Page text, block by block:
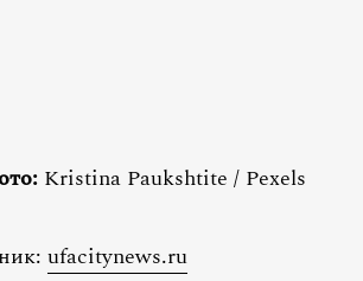
Kristina Paukshtite / Pexels
ufacitynews.ru